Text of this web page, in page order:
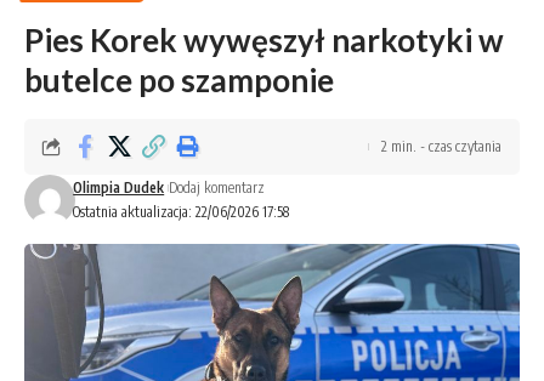
Pies Korek wywęszył narkotyki w
butelce po szamponie
Ostatnia aktualizacja: 22/06/2026 17:58
Olimpia Dudek Dodaj komentarz
2 min. - czas czytania